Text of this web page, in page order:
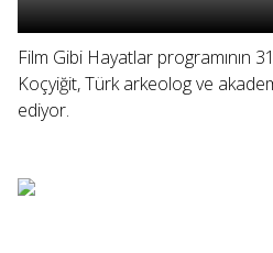
Film Gibi Hayatlar programının
Koçyiğit, Türk arkeolog ve
ediyor.